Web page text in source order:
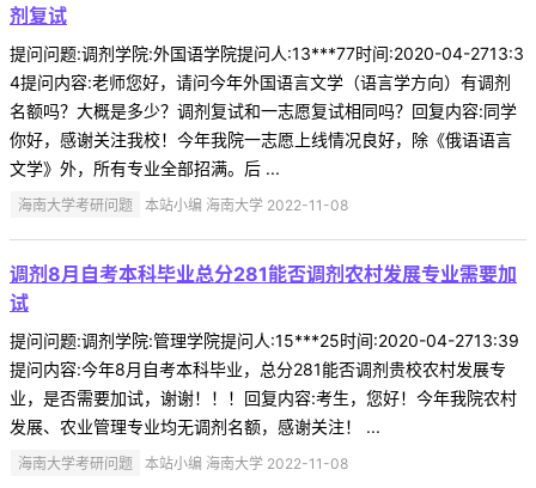
剂复试
提问问题:调剂学院:外国语学院提问人:13***77时间:2020-04-2713:3
4提问内容:老师您好，请问今年外国语言文学（语言学方向）有调剂
名额吗？大概是多少？调剂复试和一志愿复试相同吗？回复内容:同学
你好，感谢关注我校！今年我院一志愿上线情况良好，除《俄语语言
文学》外，所有专业全部招满。后 ...
海南大学考研问题 本站小编 海南大学 2022-11-08
调剂8月自考本科毕业总分281能否调剂农村发展专业需要加
试
提问问题:调剂学院:管理学院提问人:15***25时间:2020-04-2713:39
提问内容:今年8月自考本科毕业，总分281能否调剂贵校农村发展专
业，是否需要加试，谢谢！！！回复内容:考生，您好！今年我院农村
发展、农业管理专业均无调剂名额，感谢关注！ ...
海南大学考研问题 本站小编 海南大学 2022-11-08